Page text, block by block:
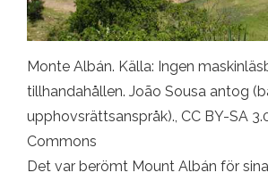
Monte Albán. Källa: Ingen
tillhandahållen. João Sousa antog
upphovsrättsanspråk)., CC BY-SA
Commons
Det var berömt Mount Albán för